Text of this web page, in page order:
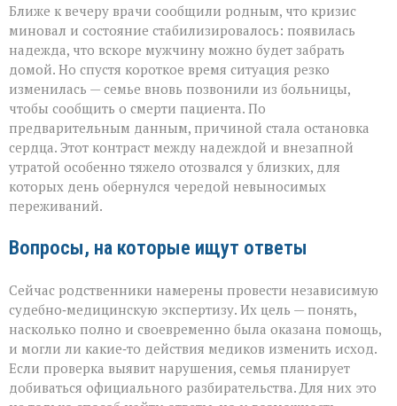
Ближе к вечеру врачи сообщили родным, что кризис
миновал и состояние стабилизировалось: появилась
надежда, что вскоре мужчину можно будет забрать
домой. Но спустя короткое время ситуация резко
изменилась — семье вновь позвонили из больницы,
чтобы сообщить о смерти пациента. По
предварительным данным, причиной стала остановка
сердца. Этот контраст между надеждой и внезапной
утратой особенно тяжело отозвался у близких, для
которых день обернулся чередой невыносимых
переживаний.
Вопросы, на которые ищут ответы
Сейчас родственники намерены провести независимую
судебно‑медицинскую экспертизу. Их цель — понять,
насколько полно и своевременно была оказана помощь,
и могли ли какие‑то действия медиков изменить исход.
Если проверка выявит нарушения, семья планирует
добиваться официального разбирательства. Для них это